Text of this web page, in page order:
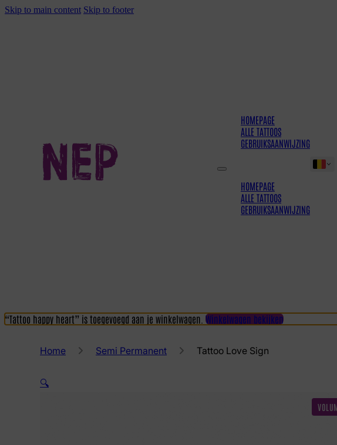
Skip to main content Skip to footer
HOMEPAGE
ALLE TATTOOS
GEBRUIKSAANWIJZING
HOMEPAGE
ALLE TATTOOS
GEBRUIKSAANWIJZING
“Tattoo happy heart” is toegevoegd aan je winkelwagen. Winkelwagen bekijken
Home Semi Permanent Tattoo Love Sign
🔍